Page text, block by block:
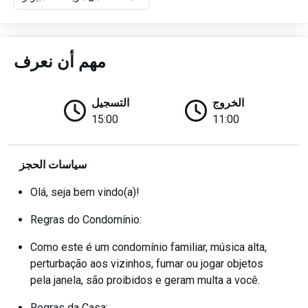
مهم أن نعرف
التسجيل
15:00
الخروج
11:00
سياسات الحجز
Olá, seja bem vindo(a)!
Regras do Condomínio:
Como este é um condomínio familiar, música alta,
perturbação aos vizinhos, fumar ou jogar objetos
pela janela, são proibidos e geram multa a você.